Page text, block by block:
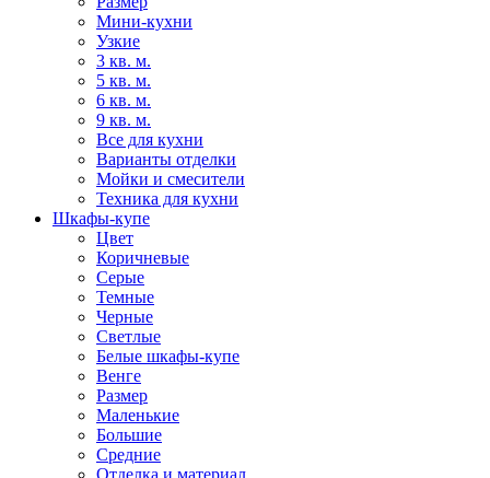
Мини-кухни
Узкие
3 кв. м.
5 кв. м.
6 кв. м.
9 кв. м.
Все для кухни
Варианты отделки
Мойки и смесители
Техника для кухни
Шкафы-купе
Цвет
Коричневые
Серые
Темные
Черные
Светлые
Белые шкафы-купе
Венге
Размер
Маленькие
Большие
Средние
Отделка и материал